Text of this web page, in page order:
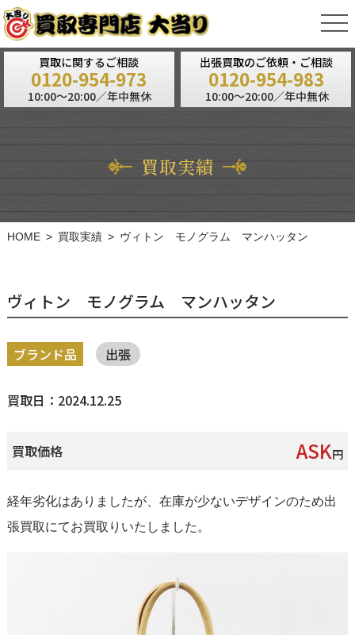
買取に関するご相談
0120-954-973
10:00～20:00／年中無休
出張買取のご依頼・ご相談
0120-954-983
10:00～20:00／年中無休
買取実績
HOME 買取実績 ヴィトン モノグラム マンハッタン
ヴィトン モノグラム マンハッタン
ブランド品 出張
買取日：2024.12.25
買取価格 ASK円
経年劣化はありましたが、在庫が少ないデザインのため出
張買取にてお買取りいたしました。